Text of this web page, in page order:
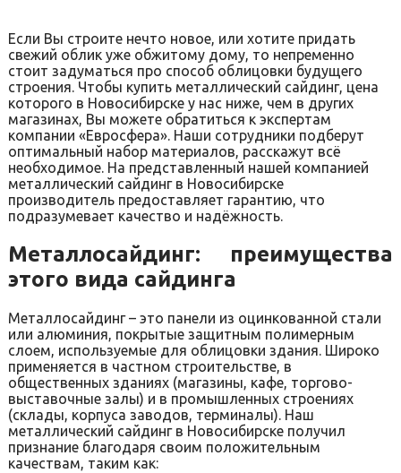
Если Вы строите нечто новое, или хотите придать
свежий облик уже обжитому дому, то непременно
стоит задуматься про способ облицовки будущего
строения. Чтобы купить металлический сайдинг, цена
которого в Новосибирске у нас ниже, чем в других
магазинах, Вы можете обратиться к экспертам
компании «Евросфера». Наши сотрудники подберут
оптимальный набор материалов, расскажут всё
необходимое. На представленный нашей компанией
металлический сайдинг в Новосибирске
производитель предоставляет гарантию, что
подразумевает качество и надёжность.
Металлосайдинг: преимущества
этого вида сайдинга
Металлосайдинг – это панели из оцинкованной стали
или алюминия, покрытые защитным полимерным
слоем, используемые для облицовки здания. Широко
применяется в частном строительстве, в
общественных зданиях (магазины, кафе, торгово-
выставочные залы) и в промышленных строениях
(склады, корпуса заводов, терминалы). Наш
металлический сайдинг в Новосибирске получил
признание благодаря своим положительным
качествам, таким как: